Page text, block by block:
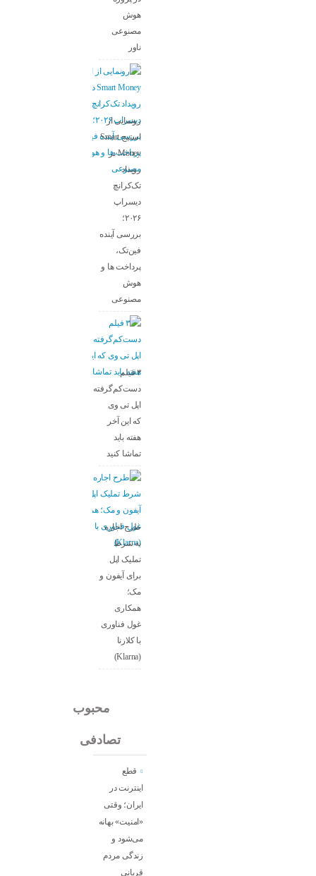
هوش
مصنوعی
ناور
رونمایی از
استیج Smart
Money در
رویداد
تک‌کرانچ
دیسراپ
۲۰۲۶؛
بررسی آینده
فین‌تک،
پرداخت‌ ها و
هوش
مصنوعی
۳ فیلم
دست‌کم‌گرفته‌شده
اپل تی وی
که این آخر
هفته باید
تماشا کنید
طرح اجاره
به شرط
تملیک اپل
برای آیفون و
مک؛
همکاری
غول فناوری
با کلارنا
(Klarna)
جدیدمحبوب
تصادفی
قطع
اینترنت در
ایران؛ وقتی
«امنیت» بهانه
می‌شود و
زندگی مردم
قربانی